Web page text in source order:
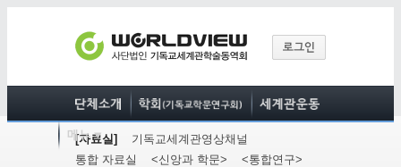
[자료실]
기독교세계관영상채널
통합 자료실
<신앙과 학문>
<통합연구>